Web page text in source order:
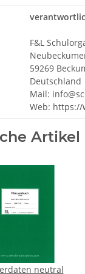
F&L
59269
Deutschland
Mail:
Web: https://
Artikel
neutral